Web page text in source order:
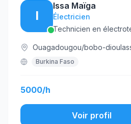
I
Issa Maïga
Électricien
Technicien en
Ouagadougou/bobo-
Burkina Faso
5000/h
Voir profil